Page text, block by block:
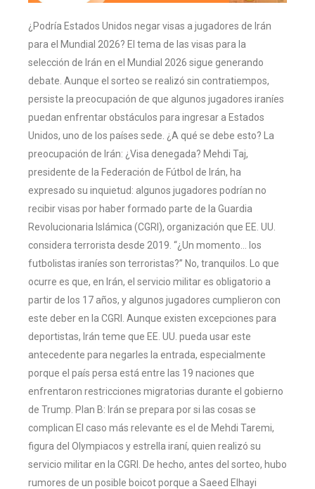
¿Podría Estados Unidos negar visas a jugadores de Irán
para el Mundial 2026? El tema de las visas para la
selección de Irán en el Mundial 2026 sigue generando
debate. Aunque el sorteo se realizó sin contratiempos,
persiste la preocupación de que algunos jugadores iraníes
puedan enfrentar obstáculos para ingresar a Estados
Unidos, uno de los países sede. ¿A qué se debe esto? La
preocupación de Irán: ¿Visa denegada? Mehdi Taj,
presidente de la Federación de Fútbol de Irán, ha
expresado su inquietud: algunos jugadores podrían no
recibir visas por haber formado parte de la Guardia
Revolucionaria Islámica (CGRI), organización que EE. UU.
considera terrorista desde 2019. “¿Un momento… los
futbolistas iraníes son terroristas?” No, tranquilos. Lo que
ocurre es que, en Irán, el servicio militar es obligatorio a
partir de los 17 años, y algunos jugadores cumplieron con
este deber en la CGRI. Aunque existen excepciones para
deportistas, Irán teme que EE. UU. pueda usar este
antecedente para negarles la entrada, especialmente
porque el país persa está entre las 19 naciones que
enfrentaron restricciones migratorias durante el gobierno
de Trump. Plan B: Irán se prepara por si las cosas se
complican El caso más relevante es el de Mehdi Taremi,
figura del Olympiacos y estrella iraní, quien realizó su
servicio militar en la CGRI. De hecho, antes del sorteo, hubo
rumores de un posible boicot porque a Saeed Elhayi